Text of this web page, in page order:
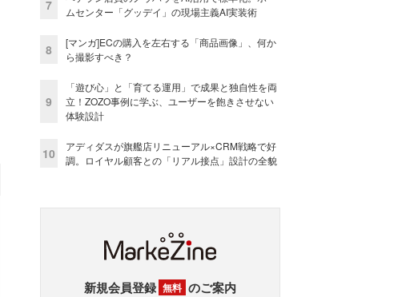
7
ムセンター「グッデイ」の現場主義AI実装術
8
[マンガ]ECの購入を左右する「商品画像」、何か
ら撮影すべき？
9
「遊び心」と「育てる運用」で成果と独自性を両
立！ZOZO事例に学ぶ、ユーザーを飽きさせない
体験設計
10
アディダスが旗艦店リニューアル×CRM戦略で好
調。ロイヤル顧客との「リアル接点」設計の全貌
新規会員登録 無料 のご案内